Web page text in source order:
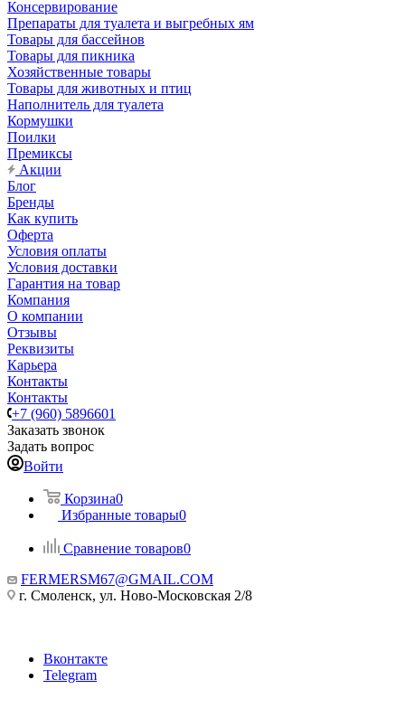
Консервирование
Препараты для туалета и выгребных ям
Товары для бассейнов
Товары для пикника
Хозяйственные товары
Товары для животных и птиц
Наполнитель для туалета
Кормушки
Поилки
Премиксы
Акции
Блог
Бренды
Как купить
Оферта
Условия оплаты
Условия доставки
Гарантия на товар
Компания
О компании
Отзывы
Реквизиты
Карьера
Контакты
Контакты
+7 (960) 5896601
Заказать звонок
Задать вопрос
Войти
Корзина0
Избранные товары0
Сравнение товаров0
FERMERSM67@GMAIL.COM
г. Смоленск, ул. Ново-Московская 2/8
Вконтакте
Telegram